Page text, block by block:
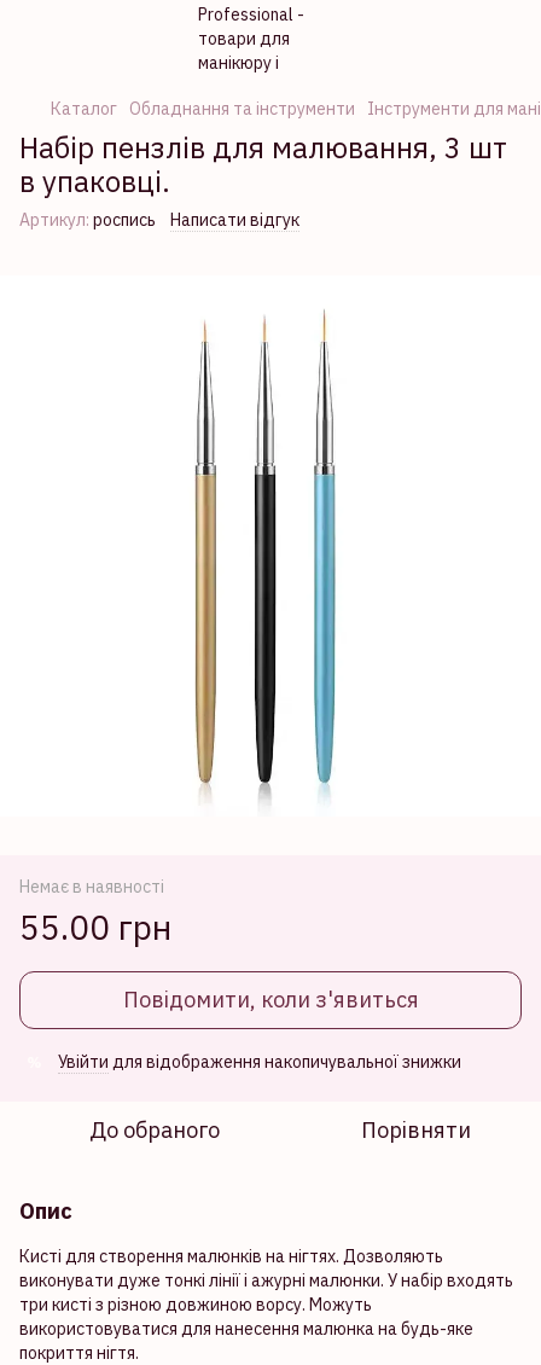
Каталог Обладнання та інструменти Інструменти для
Набір пензлів для малювання, 3 шт
в упаковці.
Артикул: роспись Написати відгук
Немає в наявності
55.00 грн
Повідомити, коли з'явиться
Увійти для відображення накопичувальної знижки
До обраного Порівняти
Опис
Кисті для створення малюнків на нігтях. Дозволяють
виконувати дуже тонкі лінії і ажурні малюнки. У набір входять
три кисті з різною довжиною ворсу. Можуть
використовуватися для нанесення малюнка на будь-яке
покриття нігтя.